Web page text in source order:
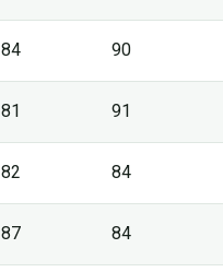
84 90
81 91
82 84
87 84